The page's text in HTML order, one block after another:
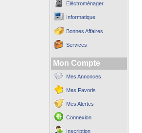
Eléctroménager
Informatique
Bonnes Affaires
Services
Mon Compte
Mes Annonces
Mes Favoris
Mes Alertes
Connexion
Inscription